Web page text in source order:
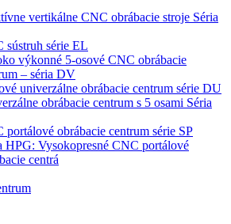
vertikálne CNC obrábacie stroje Séria
sústruh série EL
výkonné 5-osové CNC obrábacie
– séria DV
univerzálne obrábacie centrum série DU
obrábacie centrum s 5 osami Séria
portálové obrábacie centrum série SP
HPG: Vysokopresné CNC portálové
centrá